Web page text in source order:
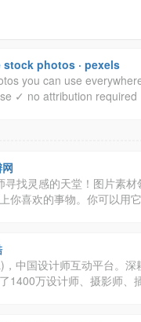
stock photos · pexels
you can use
✓ no attribution required
寻找灵感的天堂！图片素材
你喜欢的事物。你可以用
中国设计师互动平台。深
1400万设计师、摄影师、